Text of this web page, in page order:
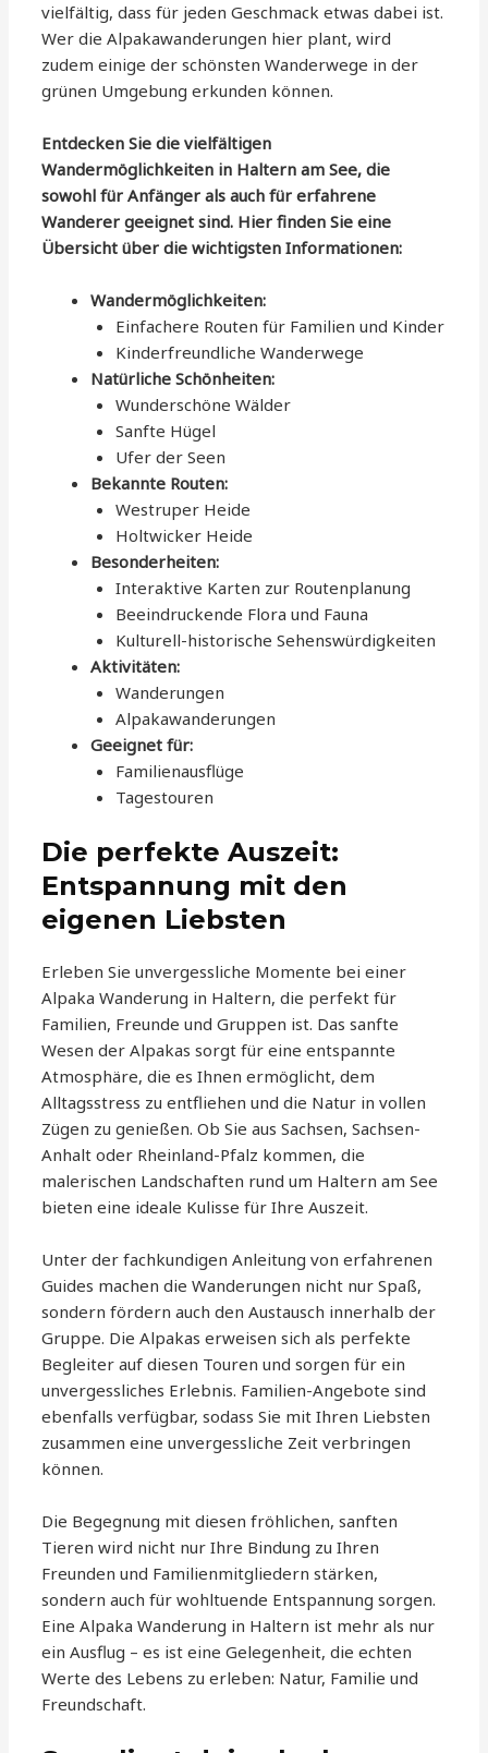
vielfältig, dass für jeden Geschmack etwas dabei ist.
Wer die Alpakawanderungen hier plant, wird
zudem einige der schönsten Wanderwege in der
grünen Umgebung erkunden können.
Entdecken Sie die vielfältigen
Wandermöglichkeiten in Haltern am See, die
sowohl für Anfänger als auch für erfahrene
Wanderer geeignet sind. Hier finden Sie eine
Übersicht über die wichtigsten Informationen:
Wandermöglichkeiten:
Einfachere Routen für Familien und Kinder
Kinderfreundliche Wanderwege
Natürliche Schönheiten:
Wunderschöne Wälder
Sanfte Hügel
Ufer der Seen
Bekannte Routen:
Westruper Heide
Holtwicker Heide
Besonderheiten:
Interaktive Karten zur Routenplanung
Beeindruckende Flora und Fauna
Kulturell-historische Sehenswürdigkeiten
Aktivitäten:
Wanderungen
Alpakawanderungen
Geeignet für:
Familienausflüge
Tagestouren
Die perfekte Auszeit:
Entspannung mit den
eigenen Liebsten
Erleben Sie unvergessliche Momente bei einer
Alpaka Wanderung in Haltern, die perfekt für
Familien, Freunde und Gruppen ist. Das sanfte
Wesen der Alpakas sorgt für eine entspannte
Atmosphäre, die es Ihnen ermöglicht, dem
Alltagsstress zu entfliehen und die Natur in vollen
Zügen zu genießen. Ob Sie aus Sachsen, Sachsen-
Anhalt oder Rheinland-Pfalz kommen, die
malerischen Landschaften rund um Haltern am See
bieten eine ideale Kulisse für Ihre Auszeit.
Unter der fachkundigen Anleitung von erfahrenen
Guides machen die Wanderungen nicht nur Spaß,
sondern fördern auch den Austausch innerhalb der
Gruppe. Die Alpakas erweisen sich als perfekte
Begleiter auf diesen Touren und sorgen für ein
unvergessliches Erlebnis. Familien-Angebote sind
ebenfalls verfügbar, sodass Sie mit Ihren Liebsten
zusammen eine unvergessliche Zeit verbringen
können.
Die Begegnung mit diesen fröhlichen, sanften
Tieren wird nicht nur Ihre Bindung zu Ihren
Freunden und Familienmitgliedern stärken,
sondern auch für wohltuende Entspannung sorgen.
Eine Alpaka Wanderung in Haltern ist mehr als nur
ein Ausflug – es ist eine Gelegenheit, die echten
Werte des Lebens zu erleben: Natur, Familie und
Freundschaft.